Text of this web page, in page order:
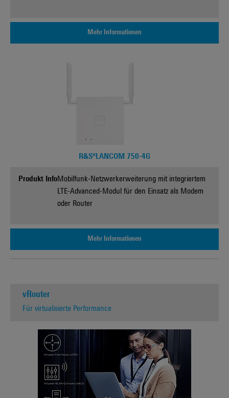
Mehr Informationen
R&S®LANCOM 750-4G
Produkt InfoMobilfunk-Netzwerkerweiterung mit integriertem
LTE-Advanced-Modul für den Einsatz als Modem
oder Router
Mehr Informationen
vRouter
Für virtualisierte Performance